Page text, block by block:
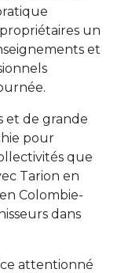
un
et
et de grande
pour
que
Tarion en
Colombie-
dans
attentionné